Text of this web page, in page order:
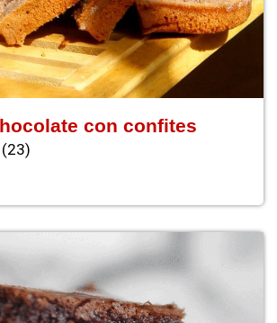
con confites
(23)